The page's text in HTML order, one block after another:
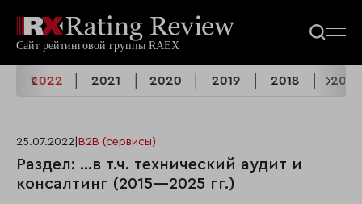
2022 2021 2020 2019 2018 2017
25.07.2022 B2B (сервисы)
Раздел: …в т.ч. технический аудит и
консалтинг (2015—2025 гг.)